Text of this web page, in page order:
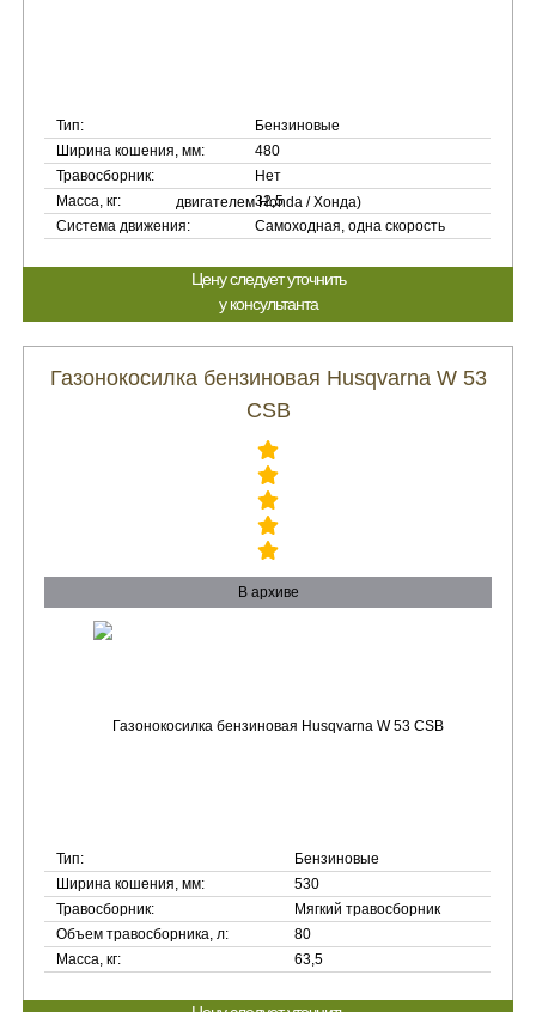
Тип:
Бензиновые
Ширина кошения, мм:
480
Травосборник:
Нет
Масса, кг:
32,5
Система движения:
Самоходная, одна скорость
Цену следует уточнить
у консультанта
Газонокосилка бензиновая Husqvarna W 53
CSB
В архиве
Тип:
Бензиновые
Ширина кошения, мм:
530
Травосборник:
Мягкий травосборник
Объем травосборника, л:
80
Масса, кг:
63,5